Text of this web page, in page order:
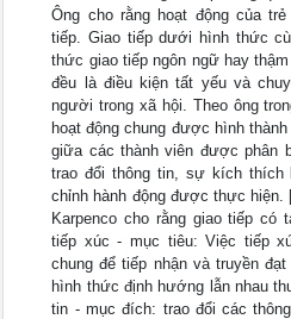
Ông cho rằng hoạt động của
tiếp. Giao tiếp dưới hình thức
thức giao tiếp ngôn ngữ hay
đều là điều kiện tất yếu và
người trong xã hội. Theo ông
hoạt động chung được hình
giữa các thành viên được phân
trao đổi thông tin, sự kích thích
chỉnh hành động được thực
Karpenco cho rằng giao tiếp
tiếp xúc - mục tiêu: Việc tiếp
chung để tiếp nhận và truyền
hình thức định hướng lẫn nhau
tin - mục đích: trao đổi các